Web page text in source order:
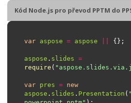
Kód Node.js pro převod PPTM do
var aspose = aspose
aspose . slides =
require (
var pres = new
aspose . slides . Presentation (